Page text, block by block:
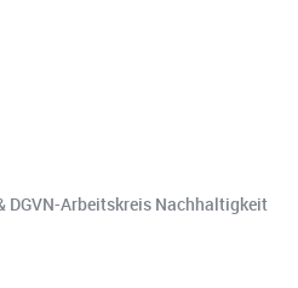
⁠DGVN-Arbeitskreis Nachhaltigkeit